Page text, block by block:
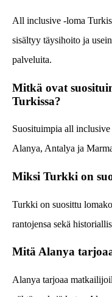
All inclusive -loma
sisältyy täysihoito ja
palveluita.
Mitkä ovat
Turkissa?
Suosituimpia all
Alanya, Antalya ja
Miksi Turkki on
Turkki on suosittu
rantojensa sekä
Mitä Alanya
Alanya tarjoaa